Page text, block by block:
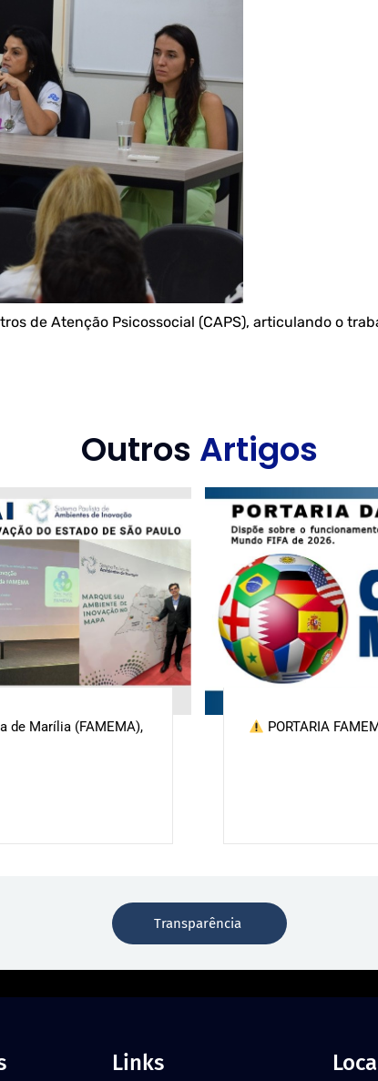
de Atenção Psicossocial (CAPS), articulando o
Outros Artigos
de Marília (FAMEMA),
PORTARIA
Transparência
Links